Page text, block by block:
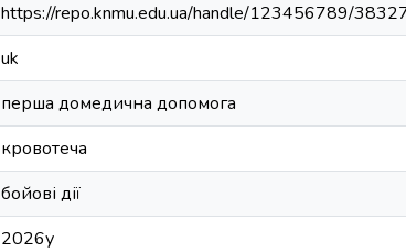
https://repo.knmu.edu.ua/handle/123456789/
uk
перша домедична допомога
кровотеча
бойові дії
2026у